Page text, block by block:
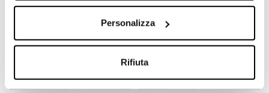
Personalizza
Rifiuta